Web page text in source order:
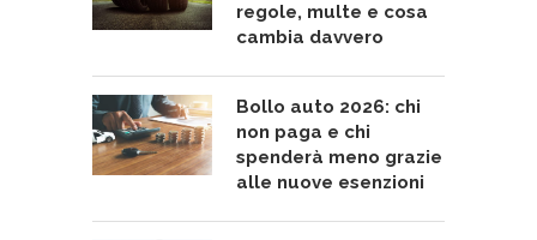
regole, multe e cosa
cambia davvero
Bollo auto 2026: chi
non paga e chi
spenderà meno grazie
alle nuove esenzioni